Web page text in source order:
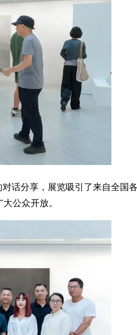
话分享，展览吸引了来自全国
公众开放。